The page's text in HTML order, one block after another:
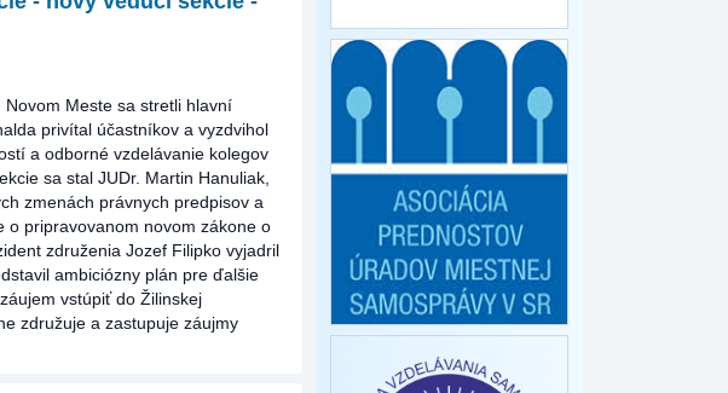
Meste sa stretli hlavní
privítal účastníkov a vyzdvihol
a odborné vzdelávanie kolegov
sa stal JUDr. Martin Hanuliak,
zmenách právnych predpisov a
o pripravovanom novom zákone o
združenia Jozef Filipko vyjadril
ambiciózny plán pre ďalšie
vstúpiť do Žilinskej
združuje a zastupuje záujmy